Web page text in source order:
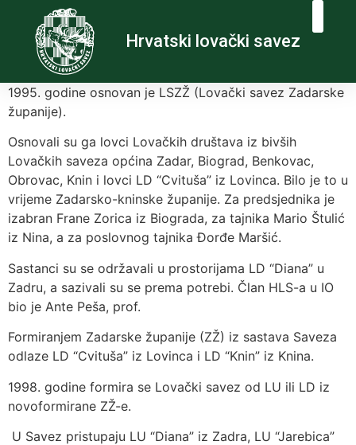
Hrvatski lovački savez
1995. godine osnovan je LSZŽ (Lovački savez Zadarske
županije).
Osnovali su ga lovci Lovačkih društava iz bivših
Lovačkih saveza općina Zadar, Biograd, Benkovac,
Obrovac, Knin i lovci LD “Cvituša” iz Lovinca. Bilo je to u
vrijeme Zadarsko-kninske županije. Za predsjednika je
izabran Frane Zorica iz Biograda, za tajnika Mario Štulić
iz Nina, a za poslovnog tajnika Đorđe Maršić.
Sastanci su se održavali u prostorijama LD “Diana” u
Zadru, a sazivali su se prema potrebi. Član HLS-a u IO
bio je Ante Peša, prof.
Formiranjem Zadarske županije (ZŽ) iz sastava Saveza
odlaze LD “Cvituša” iz Lovinca i LD “Knin” iz Knina.
1998. godine formira se Lovački savez od LU ili LD iz
novoformirane ZŽ-e.
U Savez pristupaju LU “Diana” iz Zadra, LU “Jarebica”